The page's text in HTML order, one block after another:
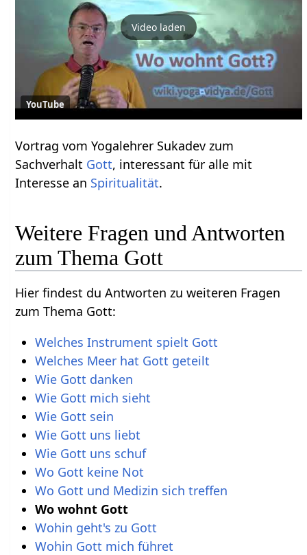
Video laden
YouTube
Vortrag vom Yogalehrer Sukadev zum
Sachverhalt Gott, interessant für alle mit
Interesse an Spiritualität.
Weitere Fragen und Antworten
zum Thema Gott
Hier findest du Antworten zu weiteren Fragen
zum Thema Gott:
Welches Instrument spielt Gott
Welches Meer hat Gott geteilt
Wie Gott danken
Wie Gott mich sieht
Wie Gott sein
Wie Gott uns liebt
Wie Gott uns schuf
Wo Gott keine Not
Wo Gott und Medizin sich treffen
Wo wohnt Gott
Wohin geht's zu Gott
Wohin Gott mich führet